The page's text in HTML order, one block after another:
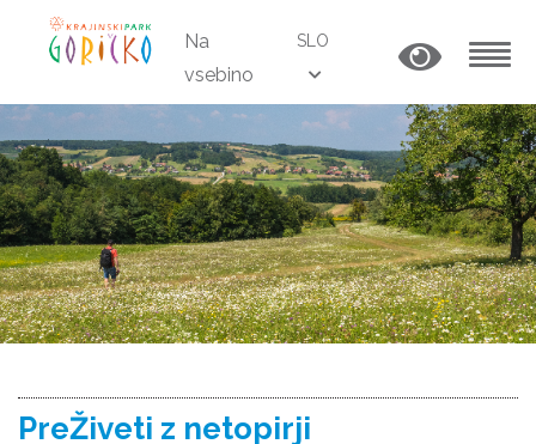
Na
vsebino
SLO
PreŽiveti z netopirji